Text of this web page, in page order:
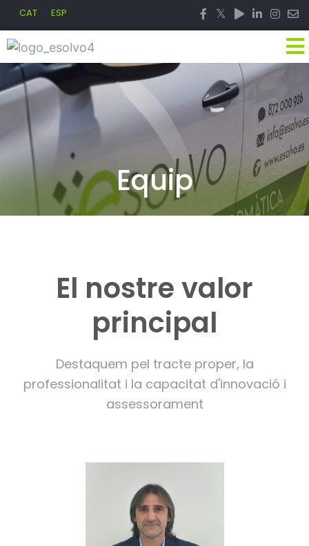
CAT ESP
Equip
El nostre valor
principal
Destaquem pel tracte proper, la
professionalitat i la capacitat d'innovació i
assessorament